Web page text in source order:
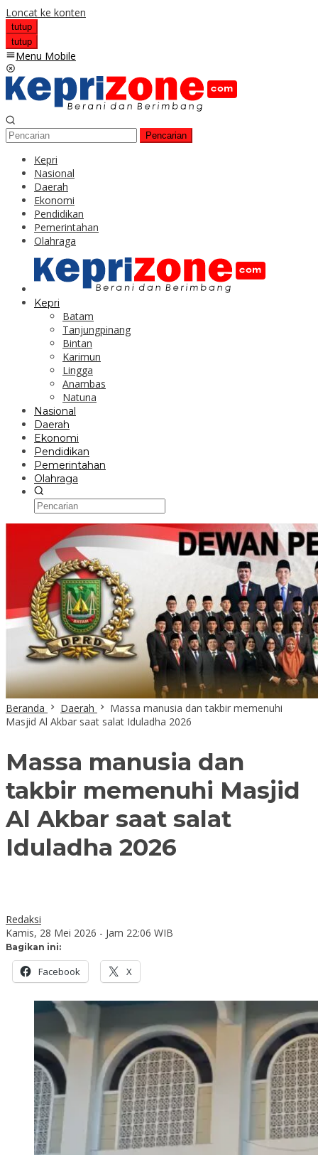
Loncat ke konten
tutup
tutup
Menu Mobile
Pencarian
Kepri
Nasional
Daerah
Ekonomi
Pendidikan
Pemerintahan
Olahraga
Kepri
Batam
Tanjungpinang
Bintan
Karimun
Lingga
Anambas
Natuna
Nasional
Daerah
Ekonomi
Pendidikan
Pemerintahan
Olahraga
Beranda Daerah
Massa manusia dan takbir memenuhi
Masjid Al Akbar saat salat Iduladha 2026
Massa manusia dan
takbir memenuhi Masjid
Al Akbar saat salat
Iduladha 2026
Redaksi
Kamis, 28 Mei 2026 - Jam 22:06 WIB
Bagikan ini:
Facebook X